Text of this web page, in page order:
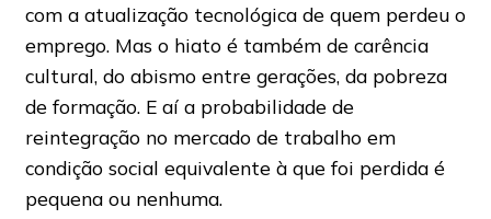
com a atualização tecnológica de quem perdeu o
emprego. Mas o hiato é também de carência
cultural, do abismo entre gerações, da pobreza
de formação. E aí a probabilidade de
reintegração no mercado de trabalho em
condição social equivalente à que foi perdida é
pequena ou nenhuma.